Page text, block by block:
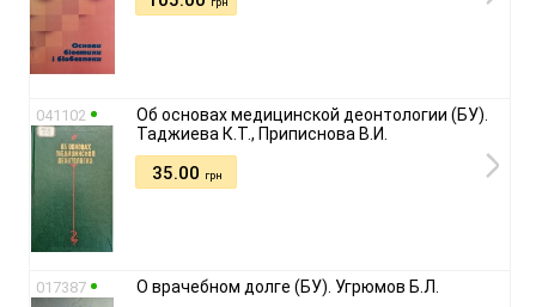
041102
Об основах медицинской деонтологии (БУ).
Таджиева К.Т., Приписнова В.И.
35.00 грн
017387 О врачебном долге (БУ). Угрюмов Б.Л.